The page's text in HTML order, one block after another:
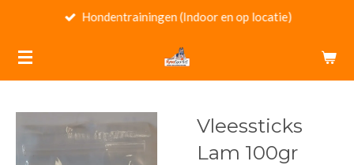
naar
de
Hondentrainingen (Indoor en op locatie)
Vleessticks
Lam 100gr